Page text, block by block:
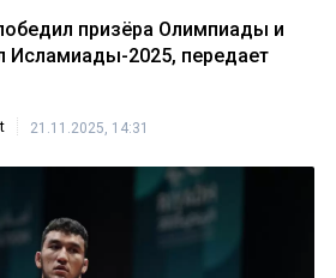
призёра Олимпиады и
Исламиады-2025, передает
21.11.2025, 14:31